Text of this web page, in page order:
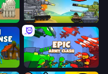
Age of Tanks Warriors: TD War Merge Master Tanks: Tank Wars
Epic Army Clash